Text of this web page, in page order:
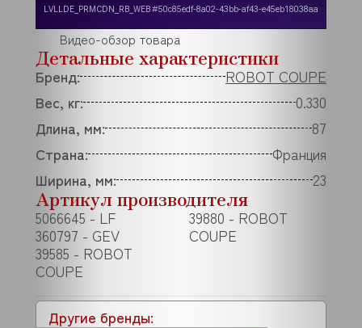
Другие бренды:
Видео-обзор товара
Детальные характеристики
Бренд:
ROBOT COUPE
Вес, кг:
0.330
Длина, мм:
87
Страна:
Франция
Ширина, мм:
23
Артикул производителя
5066645 - LF
360797 - GEV
39585 - ROBOT
COUPE
39880 - ROBOT
COUPE